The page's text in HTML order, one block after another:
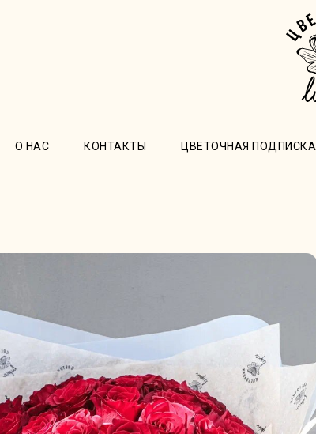
О НАС КОНТАКТЫ ЦВЕТОЧНАЯ ПОДПИСКА